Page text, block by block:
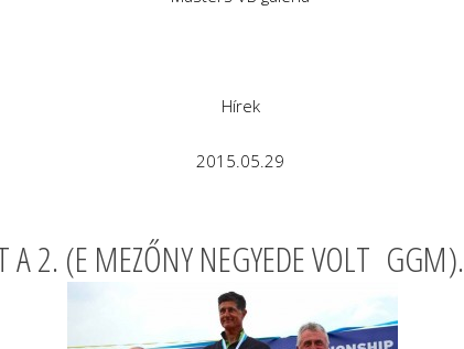
Hírek
2015.05.29
A 2. (E MEZŐNY NEGYEDE VOLT GGM).